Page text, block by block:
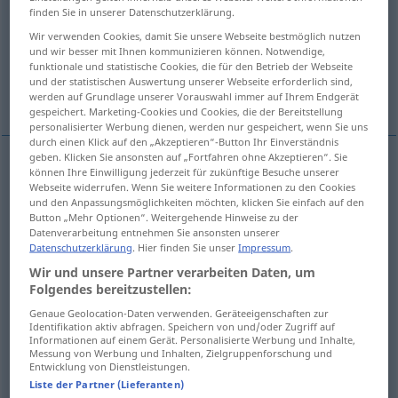
Übersicht aller Übersetzungen
(Für mehr Details die Übersetzung anklicken/antippen)
hurtful, wounding, cutting offensive
hurtful verletzend kränkend
wounding verletzendkränkend
cutting verletzendkränkend
offensive verletzend beleidigend
finden Sie in unserer Datenschutzerklärung.
Wir verwenden Cookies, damit Sie unsere Webseite bestmöglich nutzen
und wir besser mit Ihnen kommunizieren können. Notwendige,
funktionale und statistische Cookies, die für den Betrieb der Webseite
und der statistischen Auswertung unserer Webseite erforderlich sind,
werden auf Grundlage unserer Vorauswahl immer auf Ihrem Endgerät
gespeichert. Marketing-Cookies und Cookies, die der Bereitstellung
personalisierter Werbung dienen, werden nur gespeichert, wenn Sie uns
durch einen Klick auf den „Akzeptieren“-Button Ihr Einverständnis
geben. Klicken Sie ansonsten auf „Fortfahren ohne Akzeptieren“. Sie
können Ihre Einwilligung jederzeit für zukünftige Besuche unserer
Webseite widerrufen. Wenn Sie weitere Informationen zu den Cookies
und den Anpassungsmöglichkeiten möchten, klicken Sie einfach auf den
Button „Mehr Optionen“. Weitergehende Hinweise zu der
Datenverarbeitung entnehmen Sie ansonsten unserer
Datenschutzerklärung. Hier finden Sie unserImpressum.
Wir und unsere Partner verarbeiten Daten, um
Folgendes bereitzustellen:
Genaue Geolocation-Daten verwenden. Geräteeigenschaften zur
Identifikation aktiv abfragen. Speichern von und/oder Zugriff auf
Informationen auf einem Gerät. Personalisierte Werbung und Inhalte,
Messung von Werbung und Inhalten, Zielgruppenforschung und
Entwicklung von Dienstleistungen.
Liste der Partner (Lieferanten)